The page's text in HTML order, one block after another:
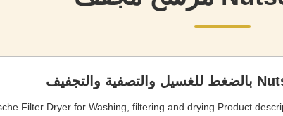
Filter Dryer for Washing, filtering and drying Product